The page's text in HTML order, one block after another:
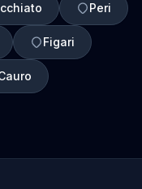
Peri
Figari